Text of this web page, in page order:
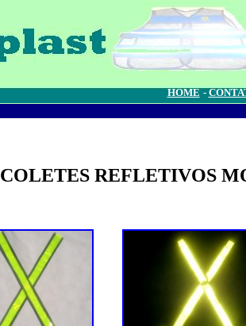
HOME -
COLETES REFLETIVOS